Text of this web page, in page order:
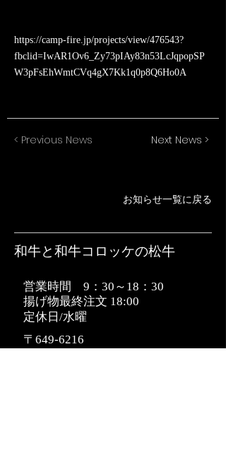
https://camp-fire.jp/projects/view/476543?
fbclid=IwAR1Ov6_Zy73pIAy83n53LcJqpopSP
W3pFsEhWmtCVq4gX7Kk1q0p8Q6Ho0A
< Previous News Next News >
お知らせ一覧に戻る
​和牛と和牛コロッケの松牛
営業時間 9：30～18：30
揚げ物最終注文 18:00
定休日/水曜
〒649-6216